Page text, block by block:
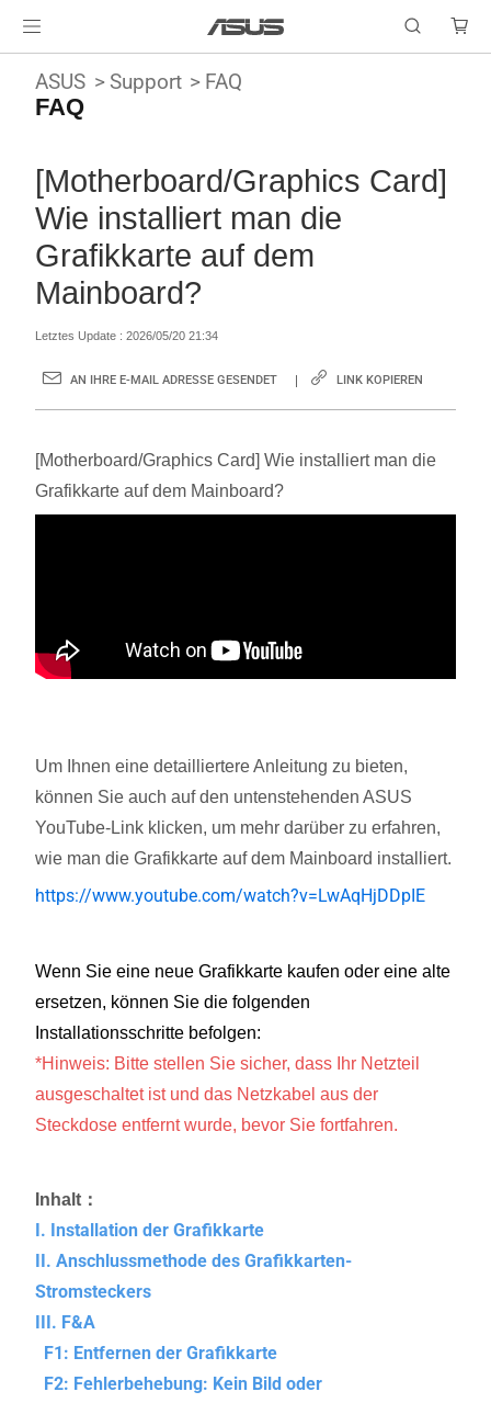
ASUS Support FAQ
FAQ
[Motherboard/Graphics Card]
Wie installiert man die
Grafikkarte auf dem
Mainboard?
Letztes Update : 2026/05/20 21:34
AN IHRE E-MAIL ADRESSE GESENDET LINK KOPIEREN
[Motherboard/Graphics Card] Wie installiert man die
Grafikkarte auf dem Mainboard?
Um Ihnen eine detailliertere Anleitung zu bieten,
können Sie auch auf den untenstehenden ASUS
YouTube-Link klicken, um mehr darüber zu erfahren,
wie man die Grafikkarte auf dem Mainboard installiert.
https://www.youtube.com/watch?v=LwAqHjDDpIE
Wenn Sie eine neue Grafikkarte kaufen oder eine alte
ersetzen, können Sie die folgenden
Installationsschritte befolgen:
*Hinweis: Bitte stellen Sie sicher, dass Ihr Netzteil
ausgeschaltet ist und das Netzkabel aus der
Steckdose entfernt wurde, bevor Sie fortfahren.
Inhalt：
I. Installation der Grafikkarte
II. Anschlussmethode des Grafikkarten-
Stromsteckers
III. F&A
F1: Entfernen der Grafikkarte
F2: Fehlerbehebung: Kein Bild oder